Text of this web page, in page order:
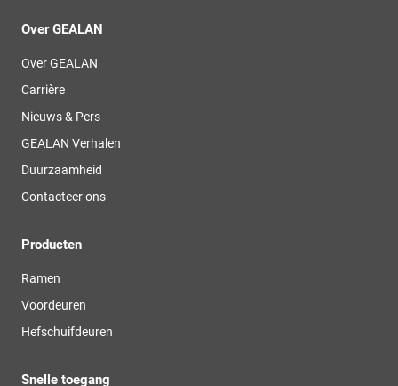
Over GEALAN
Over GEALAN
Carrière
Nieuws & Pers
GEALAN Verhalen
Duurzaamheid
Contacteer ons
Producten
Ramen
Voordeuren
Hefschuifdeuren
Snelle toegang